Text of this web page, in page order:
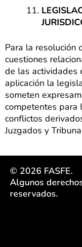
Para la resolución
cuestiones
de las actividades
aplicación la
someten
competentes para
conflictos
Juzgados y
© 2026 FASFE.
Algunos
reservados.